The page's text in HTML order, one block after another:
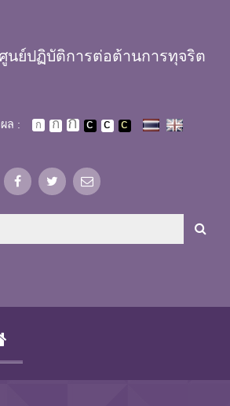
ศูนย์ปฏิบัติการต่อต้านการทุจริต
ล :